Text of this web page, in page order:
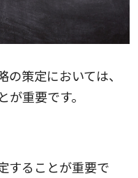
策定においては、
重要です。
することが重要で